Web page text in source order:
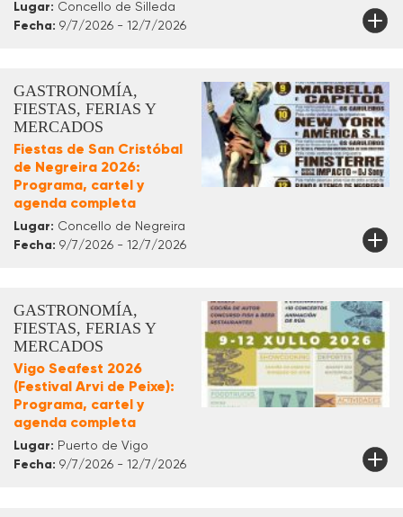
Lugar: Concello de Silleda
Fecha: 9/7/2026 - 12/7/2026
GASTRONOMÍA,
FIESTAS, FERIAS Y
MERCADOS
Fiestas de San Cristóbal
de Negreira 2026:
Programa, cartel y
agenda completa
Lugar: Concello de Negreira
Fecha: 9/7/2026 - 12/7/2026
GASTRONOMÍA,
FIESTAS, FERIAS Y
MERCADOS
Vigo Seafest 2026
(Festival Arvi de Peixe):
Programa, cartel y
agenda completa
Lugar: Puerto de Vigo
Fecha: 9/7/2026 - 12/7/2026